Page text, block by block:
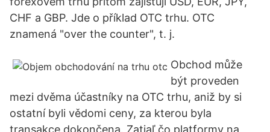
CHF a GBP. Jde o příklad OTC trhu. OTC
znamená "over the counter", t. j.
Obchod může
být proveden
mezi dvěma účastníky na OTC trhu, aniž by si
ostatní byli vědomi ceny, za kterou byla
transakce dokončena. Zatiaľ čo platformy na